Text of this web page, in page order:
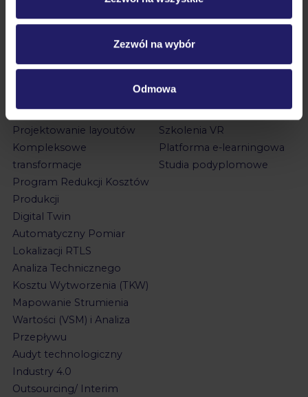
Zezwól na wybór
Odmowa
FIRMY?
biznesie
Projektowanie layoutów
Kompleksowe
transformacje
Program Redukcji Kosztów
Produkcji
Digital Twin
Automatyczny Pomiar
Lokalizacji RTLS
Analiza Technicznego
Kosztu Wytworzenia (TKW)
Mapowanie Strumienia
Wartości (VSM) i Analiza
Przepływu
Audyt technologiczny
Industry 4.0
Outsourcing/ Interim
JAK ROZWIJAMY
ZESPOŁY?
(harmonogram)
Szkolenia zamknięte
Szkolenia VR
Platforma e-learningowa
Studia podyplomowe